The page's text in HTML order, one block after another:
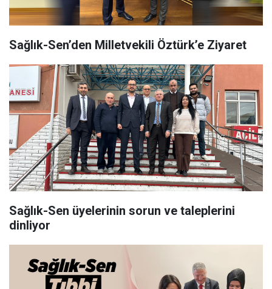
Sağlık-Sen’den Milletvekili Öztürk’e Ziyaret
Sağlık-Sen üyelerinin sorun ve taleplerini
dinliyor